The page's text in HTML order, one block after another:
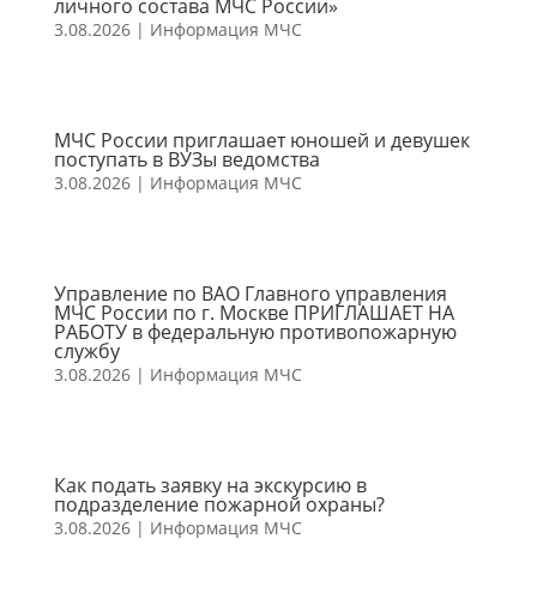
личного состава МЧС России»
3.08.2026| Информация МЧС
МЧС России приглашает юношей и девушек
поступать в ВУЗы ведомства
3.08.2026| Информация МЧС
Управление по ВАО Главного управления
МЧС России по г. Москве ПРИГЛАШАЕТ НА
РАБОТУ в федеральную противопожарную
службу
3.08.2026| Информация МЧС
Как подать заявку на экскурсию в
подразделение пожарной охраны?
3.08.2026| Информация МЧС